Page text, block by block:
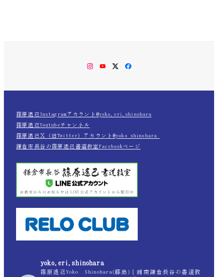
Instagram
YouTubeTwitterFacebook
篠原遙己Instagramアカウント@yoko.eri.shinohara
篠原遙己Youtubeチャンネル
篠原遙己Ｘ（旧Twitter）アカウント@yoko_shinohara_
鎌倉市長谷の篠原遙己書道教室Facebookページ
yoko.eri.shinohara
篠原遙己Yoko Shinohara(藤島)｜湘南鎌倉長谷の書道教